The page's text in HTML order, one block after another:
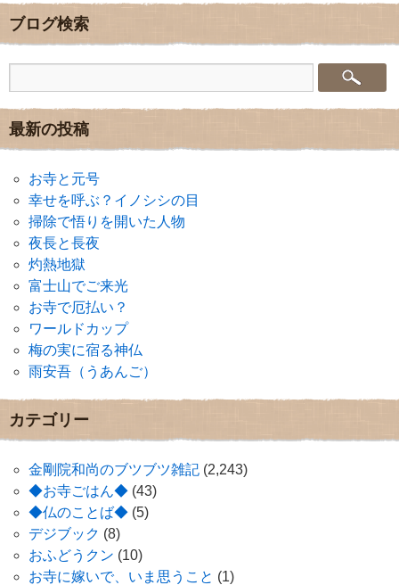
ブログ検索
最新の投稿
お寺と元号
幸せを呼ぶ？イノシシの目
掃除で悟りを開いた人物
夜長と長夜
灼熱地獄
富士山でご来光
お寺で厄払い？
ワールドカップ
梅の実に宿る神仏
雨安吾（うあんご）
カテゴリー
金剛院和尚のブツブツ雑記 (2,243)
◆お寺ごはん◆ (43)
◆仏のことば◆ (5)
デジブック (8)
おふどうクン (10)
お寺に嫁いで、いま思うこと (1)